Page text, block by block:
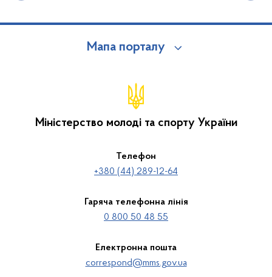
Мапа порталу
Міністерство молоді та спорту України
Телефон
+380 (44) 289-12-64
Гаряча телефонна лінія
0 800 50 48 55
Електронна пошта
correspond@mms.gov.ua